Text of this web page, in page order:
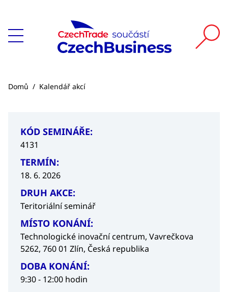
Domů / Kalendář akcí
KÓD SEMINÁŘE:
4131
TERMÍN:
18. 6. 2026
DRUH AKCE:
Teritoriální seminář
MÍSTO KONÁNÍ:
Technologické inovační centrum, Vavrečkova
5262, 760 01 Zlín, Česká republika
DOBA KONÁNÍ:
9:30 - 12:00 hodin